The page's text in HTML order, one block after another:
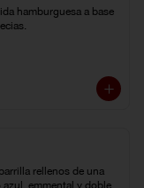
hamburguesa a base
rellenos de una
azul, emmental y doble